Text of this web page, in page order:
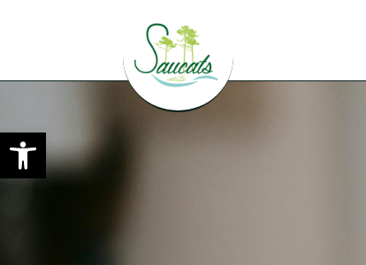
Ouvrir la barre d’outils